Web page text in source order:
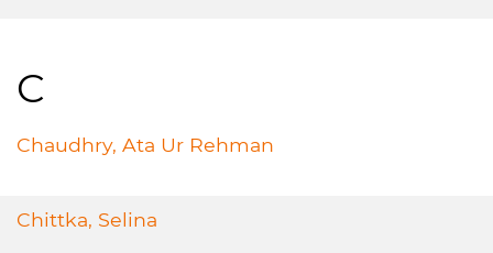
C
Chaudhry, Ata Ur Rehman
Chittka, Selina